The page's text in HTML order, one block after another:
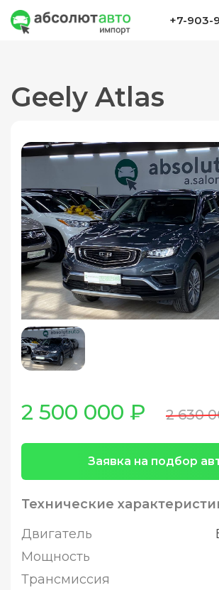
+7-903-
Geely Atlas
2 500 000 ₽ 2 630
Заявка на подбор
Технические
Двигатель
Мощность
Трансмиссия